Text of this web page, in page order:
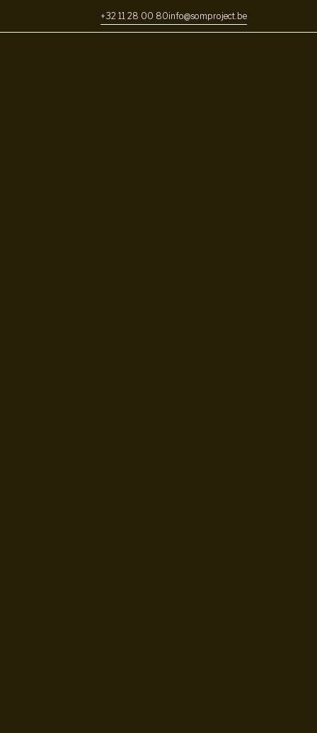
+32 11 28 00 80info@somproject.be